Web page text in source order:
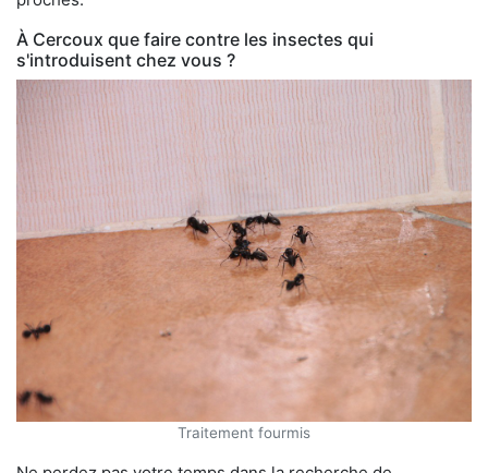
À Cercoux que faire contre les insectes qui
s'introduisent chez vous ?
Traitement fourmis